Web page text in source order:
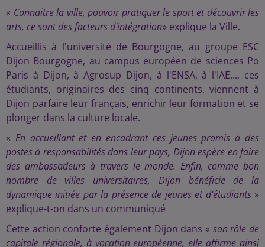
« Connaitre la ville, pouvoir pratiquer le sport et découvrir les
arts, ce sont des facteurs d'intégration» explique la Ville.
Accueillis à l'université de Bourgogne, au groupe ESC
Dijon Bourgogne, au campus européen de sciences Po
Paris à Dijon, à Agrosup Dijon, à l'ENSA, à l'IAE..., ces
étudiants, originaires des cinq continents, viennent à
Dijon parfaire leur français, enrichir leur formation et se
plonger dans la culture locale.
« En accueillant et en encadrant ces jeunes promis à des
postes à responsabilités dans leur pays, Dijon espère en faire
des ambassadeurs à travers le monde. Enfin, comme bon
nombre de villes universitaires, Dijon bénéficie de la
dynamique initiée par la présence de jeunes et d'étudiants »
explique-t-on dans un communiqué
Cette action conforte également Dijon dans « son rôle de
capitale régionale, à vocation européenne, elle affirme ainsi